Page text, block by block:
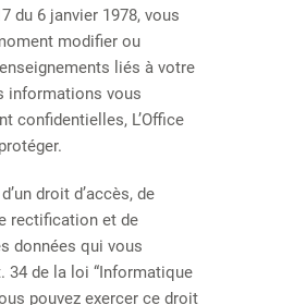
du 6 janvier 1978, vous
modifier ou
liés à votre
informations vous
confidentielles, L’Office
droit d’accès, de
rectification et de
données qui vous
34 de la loi “Informatique
pouvez exercer ce droit